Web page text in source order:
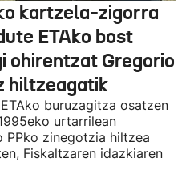
kartzela-zigorra
ETAko bost
ohirentzat Gregorio
hiltzeagatik
buruzagitza osatzen
urtarrilean
PPko zinegotzia hiltzea
Fiskaltzaren idazkiaren